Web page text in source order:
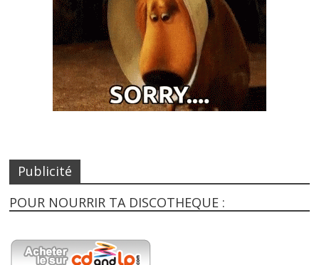
Publicité
POUR NOURRIR TA DISCOTHEQUE :